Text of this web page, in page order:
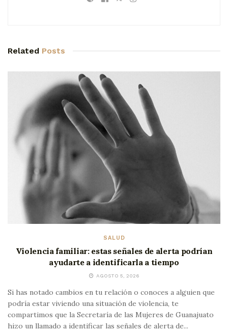
Related Posts
SALUD
Violencia familiar: estas señales de alerta podrían
ayudarte a identificarla a tiempo
AGOSTO 5, 2026
Si has notado cambios en tu relación o conoces a alguien que
podría estar viviendo una situación de violencia, te
compartimos que la Secretaría de las Mujeres de Guanajuato
hizo un llamado a identificar las señales de alerta de...